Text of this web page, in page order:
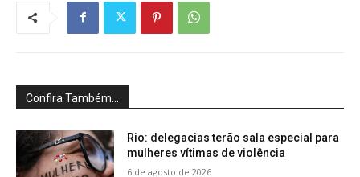
Confira Também...
Rio: delegacias terão sala especial para
mulheres vítimas de violência
6 de agosto de 2026